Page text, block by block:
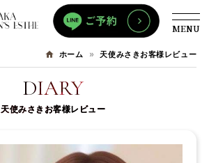
ホーム 天使みさきお客様レビュー
MENU
DIARY
天使みさきお客様レビュー